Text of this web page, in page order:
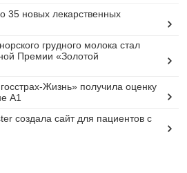
35 новых лекарственных
грудного молока стал
Премии «Золотой
Жизнь» получила оценку
А1
создала сайт для пациентов с